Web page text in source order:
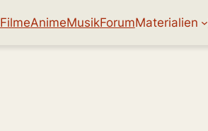
FilmeAnimeMusikForumMaterialien